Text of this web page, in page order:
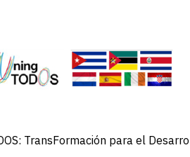
TransFormación para el